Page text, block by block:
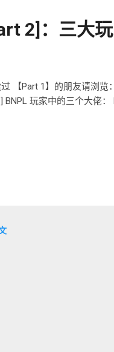
2]：三大
【Part 1】的朋友请浏览
玩家中的三个大佬：